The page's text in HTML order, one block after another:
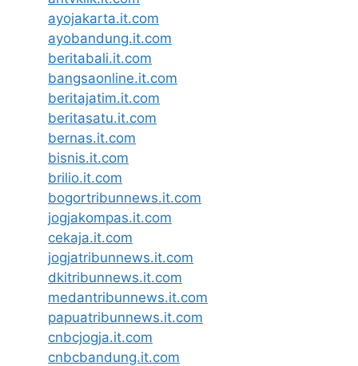
ayojakarta.it.com
ayobandung.it.com
beritabali.it.com
bangsaonline.it.com
beritajatim.it.com
beritasatu.it.com
bernas.it.com
bisnis.it.com
brilio.it.com
bogortribunnews.it.com
jogjakompas.it.com
cekaja.it.com
jogjatribunnews.it.com
dkitribunnews.it.com
medantribunnews.it.com
papuatribunnews.it.com
cnbcjogja.it.com
cnbcbandung.it.com